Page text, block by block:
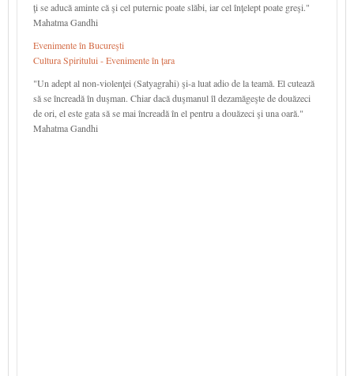
ţi se aducă aminte că şi cel puternic poate slăbi, iar cel înţelept poate greşi."
Mahatma Gandhi
Evenimente în Bucureşti
Cultura Spiritului - Evenimente în țara
"Un adept al non-violenţei (Satyagrahi) şi-a luat adio de la teamă. El cutează
să se încreadă în duşman. Chiar dacă duşmanul îl dezamăgeşte de douăzeci
de ori, el este gata să se mai încreadă în el pentru a douăzeci şi una oară."
Mahatma Gandhi